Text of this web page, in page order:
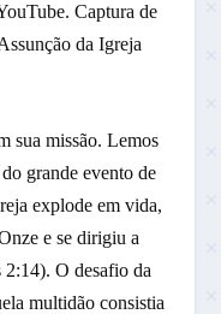
Captura de
da Igreja
sua missão. Lemos
grande evento de
explode em vida,
e se dirigiu a
2:14). O desafio da
multidão consistia